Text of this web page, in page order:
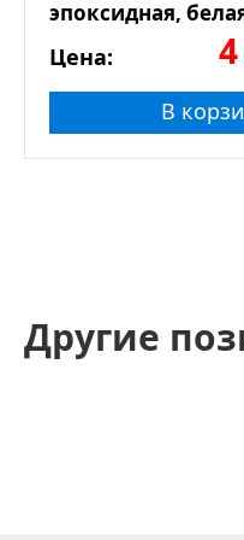
эпоксидная,
Цена:
В
Другие